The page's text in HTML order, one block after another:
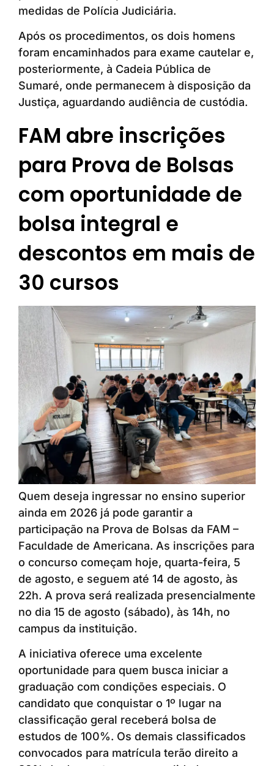
medidas de Polícia Judiciária.
Após os procedimentos, os dois homens
foram encaminhados para exame cautelar e,
posteriormente, à Cadeia Pública de
Sumaré, onde permanecem à disposição da
Justiça, aguardando audiência de custódia.
FAM abre inscrições
para Prova de Bolsas
com oportunidade de
bolsa integral e
descontos em mais de
30 cursos
Quem deseja ingressar no ensino superior
ainda em 2026 já pode garantir a
participação na Prova de Bolsas da FAM –
Faculdade de Americana. As inscrições para
o concurso começam hoje, quarta-feira, 5
de agosto, e seguem até 14 de agosto, às
22h. A prova será realizada presencialmente
no dia 15 de agosto (sábado), às 14h, no
campus da instituição.
A iniciativa oferece uma excelente
oportunidade para quem busca iniciar a
graduação com condições especiais. O
candidato que conquistar o 1º lugar na
classificação geral receberá bolsa de
estudos de 100%. Os demais classificados
convocados para matrícula terão direito a